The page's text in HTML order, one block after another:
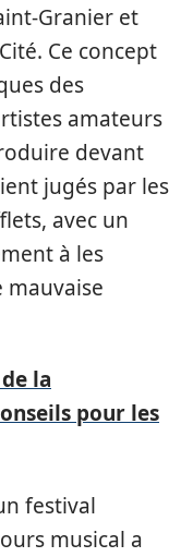
Granier et
Ce concept
des
amateurs
devant
jugés par les
avec un
à les
mauvaise
la
pour les
festival
musical a